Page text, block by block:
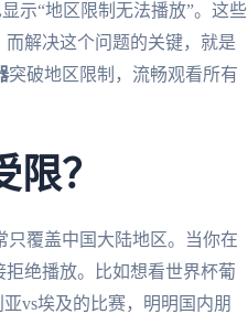
示“地区限制无法播放”。这些
解决这个问题的关键，就是
突破地区限制，流畅观看所有
？
只覆盖中国大陆地区。当你在
绝播放。比如想看世界杯葡
vs埃及的比赛，明明国内朋